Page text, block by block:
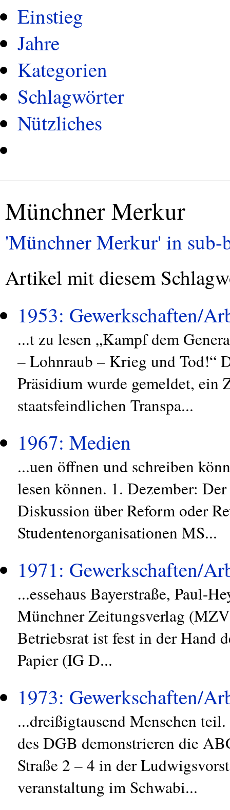
Einstieg
Jahre
Kategorien
Schlagwörter
Nützliches
Münchner Merkur
'Münchner Merkur' in sub-
Artikel mit diesem
1953: Gewerkschaften/
...t zu lesen „Kampf dem
– Lohnraub – Krieg und Tod!“
Präsidium wurde gemeldet, ein
staatsfeindlichen Transpa...
1967: Medien
...uen öffnen und schreiben
lesen können. 1. Dezember:
Diskussion über Reform oder
Studentenorganisationen MS...
1971: Gewerkschaften/
...essehaus Bayerstraße, Paul-
Münchner Zeitungsverlag
Betriebsrat ist fest in der Hand
Papier (IG D...
1973: Gewerkschaften/
...dreißigtausend Menschen
des DGB demonstrieren die
Straße 2 – 4 in der
veranstaltung im Schwabi...